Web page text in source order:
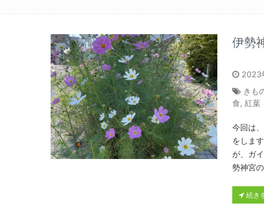
伊勢
2023
きも
食, 紅葉
今回は
をしま
が、ガ
勢神宮
続き